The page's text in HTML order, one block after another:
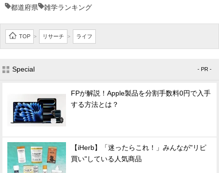
都道府県 雑学ランキング
TOP > リサーチ > ライフ
Special - PR -
FPが解説！Apple製品を分割手数料0円で入手
する方法とは？
【iHerb】「迷ったらこれ！」みんなが"リピ
買い"している人気商品